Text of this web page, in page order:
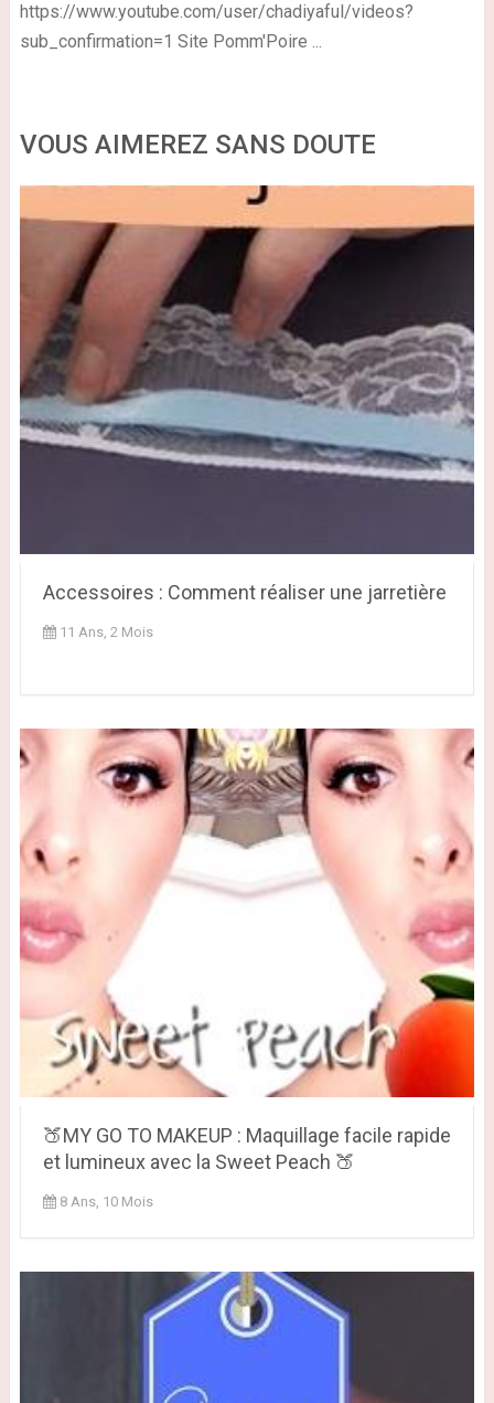
https://www.youtube.com/user/chadiyaful/videos?
sub_confirmation=1 Site Pomm'Poire ...
VOUS AIMEREZ SANS DOUTE
Accessoires : Comment réaliser une jarretière
11 Ans, 2 Mois
🍑MY GO TO MAKEUP : Maquillage facile rapide
et lumineux avec la Sweet Peach 🍑
8 Ans, 10 Mois